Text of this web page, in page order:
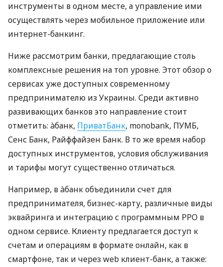
инструменты в одном месте, а управление ими
осуществлять через мобильное приложение или
интернет-банкинг.
Ниже рассмотрим банки, предлагающие столь
комплексные решения на топ уровне. Этот обзор о
сервисах уже доступных современному
предпринимателю из Украины. Среди активно
развивающих банков это направление стоит
отметить: àбанк, ПриватБанк, monobank, ПУМБ,
Сенс Банк, Райффайзен Банк. В то же время набор
доступных инструментов, условия обслуживания
и тарифы могут существенно отличаться.
Например, в àбанк объединили счет для
предпринимателя, бизнес-карту, различные виды
эквайринга и интеграцию с программным РРО в
одном сервисе. Клиенту предлагается доступ к
счетам и операциям в формате онлайн, как в
смартфоне, так и через web клиент-банк, а также: